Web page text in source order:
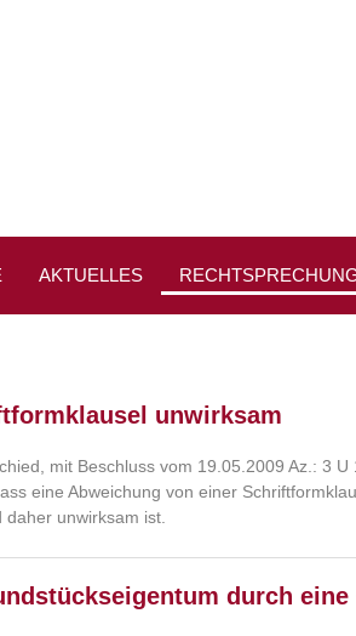
AKTUELLES
unwirksam
mit Beschluss vom 19.05.2009 Az.: 3
eine Abweichung von einer
unwirksam ist.
durch eine